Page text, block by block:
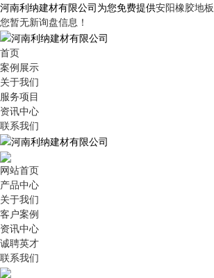
河南利纳建材有限公司为您免费提供安阳橡胶地板
您暂无新询盘信息！
首页
案例展示
关于我们
服务项目
资讯中心
联系我们
网站首页
产品中心
关于我们
客户案例
资讯中心
诚聘英才
联系我们